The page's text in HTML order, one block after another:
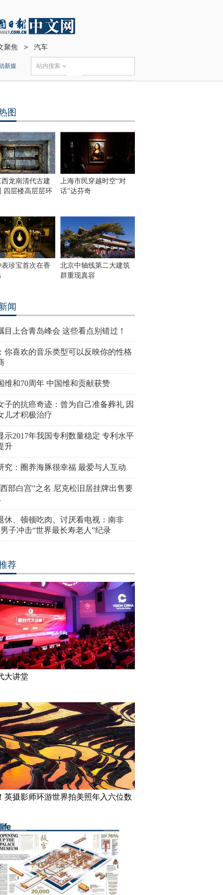
聚焦 > 汽车
新媒 站内搜索
图
龙南清代古建
四层楼高层层环
上海市民穿越时空“对
话”达芬奇
珍宝首次在香
北京中轴线第二大建筑
群重现真容
闻
目上合青岛峰会 这些看点别错过！
你喜欢的音乐类型可以反映你的性格
维和70周年 中国维和贡献获赞
子的抗癌奇迹：曾为自己准备葬礼 因
儿才积极治疗
示2017年我国专利数量稳定 专利水平
升
究：圈养海豚很幸福 最爱与人互动
部白宫”之名 尼克松旧居挂牌出售要
休、顿顿吃肉、讨厌看电视：南非
子冲击“世界最长寿老人”纪录
荐
大讲堂
英摄影师环游世界拍美照年入六位数